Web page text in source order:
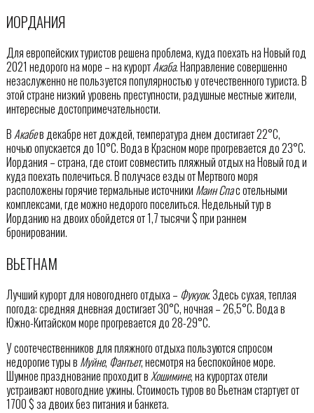
ИОРДАНИЯ
Для европейских туристов решена проблема, куда поехать на Новый год
2021 недорого на море – на курортАкаба. Направление совершенно
незаслуженно не пользуется популярностью у отечественного туриста. В
этой стране низкий уровень преступности, радушные местные жители,
интересные достопримечательности.
ВАкабев декабре нет дождей, температура днем достигает 22°C,
ночью опускается до 10°C. Вода в Красном море прогревается до 23°C.
Иордания – страна, где стоит совместить пляжный отдых на Новый год и
куда поехать полечиться. В получасе езды от Мертвого моря
расположены горячие термальные источники Маин Спас отельными
комплексами, где можно недорого поселиться. Недельный тур в
Иорданию на двоих обойдется от 1,7 тысячи $ при раннем
бронировании.
ВЬЕТНАМ
Лучший курорт для новогоднего отдыха – Фукуок. Здесь сухая, теплая
погода: средняя дневная достигает 30°C, ночная – 26,5°C. Вода в
Южно-Китайском море прогревается до 28-29°C.
У соотечественников для пляжного отдыха пользуются спросом
недорогие туры в Муйне, Фантьет, несмотря на беспокойное море.
Шумное празднование проходит в Хошимине, на курортах отели
устраивают новогодние ужины. Стоимость туров во Вьетнам стартует от
1700 $ за двоих без питания и банкета.